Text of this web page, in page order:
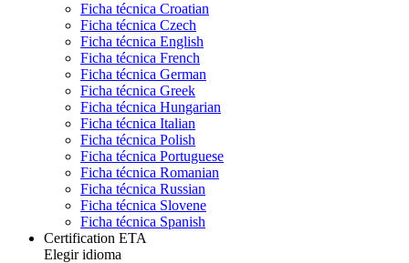
Ficha técnica Croatian
Ficha técnica Czech
Ficha técnica English
Ficha técnica French
Ficha técnica German
Ficha técnica Greek
Ficha técnica Hungarian
Ficha técnica Italian
Ficha técnica Polish
Ficha técnica Portuguese
Ficha técnica Romanian
Ficha técnica Russian
Ficha técnica Slovene
Ficha técnica Spanish
Certification ETA
Elegir idioma